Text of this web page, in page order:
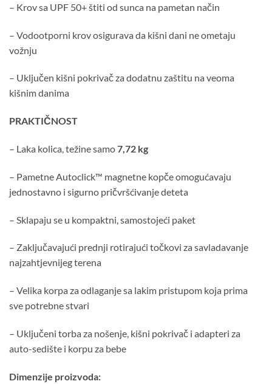
– Krov sa UPF 50+ štiti od sunca na pametan način
– Vodootporni krov osigurava da kišni dani ne ometaju
vožnju
– Uključen kišni pokrivač za dodatnu zaštitu na veoma
kišnim danima
PRAKTIČNOST
– Laka kolica, težine samo7,72 kg
– Pametne Autoclick™ magnetne kopče omogućavaju
jednostavno i sigurno pričvršćivanje deteta
– Sklapaju se u kompaktni, samostojeći paket
– Zaključavajući prednji rotirajući točkovi za savladavanje
najzahtjevnijeg terena
– Velika korpa za odlaganje sa lakim pristupom koja prima
sve potrebne stvari
– Uključeni torba za nošenje, kišni pokrivač i adapteri za
auto-sedište i korpu za bebe
Dimenzije proizvoda: